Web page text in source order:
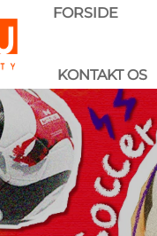
FORSIDE
KONTAKT OS